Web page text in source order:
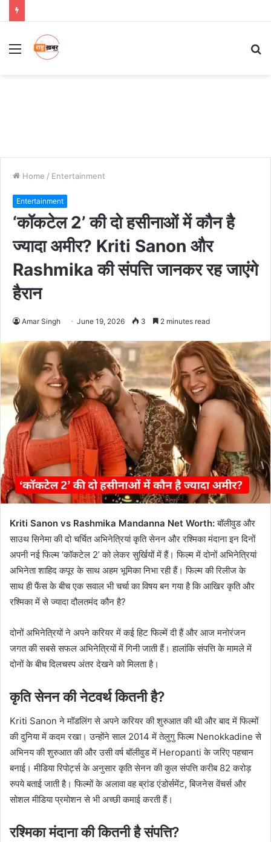
Menu
Home / Entertainment
Entertainment
‘कॉकटेल 2’ की दो हसीनाओं में कौन है
ज्यादा अमीर? Kriti Sanon और
Rashmika की संपत्ति जानकर रह जाएंगे
हैरान
Amar Singh June 19, 2026 3 2 minutes read
Kriti Sanon vs Rashmika Mandanna Net Worth:बॉलीवुड और
साउथ सिनेमा की दो चर्चित अभिनेत्रियां कृति सेनन और रश्मिका मंदाना इन दिनों
अपनी नई फिल्म ‘कॉकटेल 2’ को लेकर सुर्खियों में हैं। फिल्म में दोनों अभिनेत्रियां
अभिनेता शाहिद कपूर के साथ अहम भूमिका निभा रही हैं। फिल्म की रिलीज के
साथ ही फैंस के बीच एक सवाल भी चर्चा का विषय बन गया है कि आखिर कृति और
रश्मिका में से ज्यादा दौलतमंद कौन है?
दोनों अभिनेत्रियों ने अपने करियर में कई हिट फिल्में दी हैं और आज मनोरंजन
जगत की सबसे सफल अभिनेत्रियों में गिनी जाती हैं। हालांकि संपत्ति के मामले में
दोनों के बीच दिलचस्प अंतर देखने को मिलता है।
कृति सेनन की नेटवर्थ कितनी है?
Kriti Sanon ने मॉडलिंग से अपने करियर की शुरुआत की थी और बाद में फिल्मों
की दुनिया में कदम रखा। उन्होंने साल 2014 में तेलुगु फिल्म Nenokkadine से
अभिनय की शुरुआत की और उसी वर्ष बॉलीवुड में Heropanti के जरिए पहचान
बनाई। मीडिया रिपोर्ट्स के अनुसार कृति सेनन की कुल संपत्ति करीब 82 करोड़
रुपये बताई जाती है। फिल्मों के अलावा वह ब्रांड एंडोर्समेंट, बिजनेस वेंचर्स और
सोशल मीडिया प्रमोशन से भी अच्छी कमाई करती हैं।
रश्मिका मंदाना की कितनी है संपत्ति?